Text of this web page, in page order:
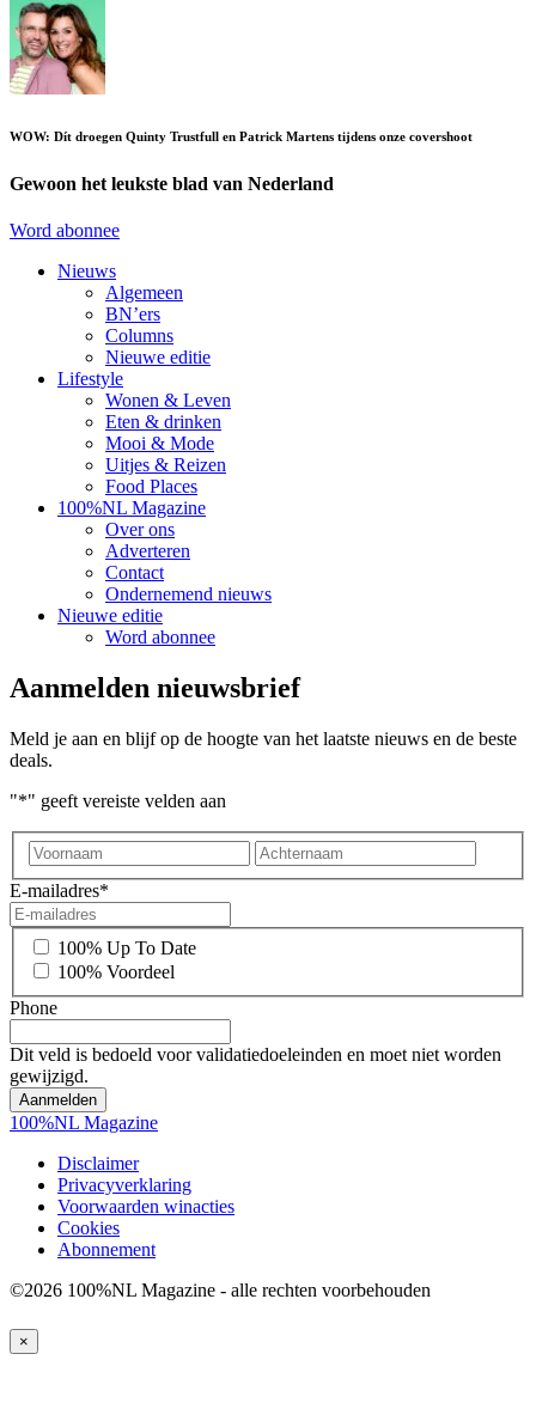
WOW: Dít droegen Quinty Trustfull en Patrick Martens tijdens onze covershoot
Gewoon het leukste blad van Nederland
Word abonnee
Nieuws
Algemeen
BN’ers
Columns
Nieuwe editie
Lifestyle
Wonen & Leven
Eten & drinken
Mooi & Mode
Uitjes & Reizen
Food Places
100%NL Magazine
Over ons
Adverteren
Contact
Ondernemend nieuws
Nieuwe editie
Word abonnee
Aanmelden nieuwsbrief
Meld je aan en blijf op de hoogte van het laatste nieuws en de beste
deals.
"*" geeft vereiste velden aan
Voornaam
E-mailadres*
*
100% Up To Date
100% Voordeel
Phone
Dit veld is bedoeld voor validatiedoeleinden en moet niet worden
gewijzigd.
100%NL Magazine
Disclaimer
Privacyverklaring
Voorwaarden winacties
Cookies
Abonnement
©2026 100%NL Magazine - alle rechten voorbehouden
×